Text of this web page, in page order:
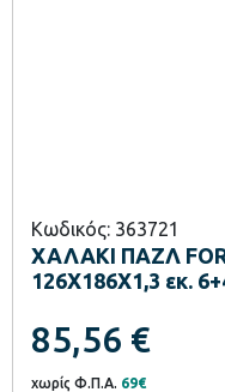
Κωδικός: 363721
ΧΑΛΑΚΙ ΠΑΖΛ
126Χ186Χ1,3 εκ.
85,56 €
χωρίς Φ.Π.Α. 69€